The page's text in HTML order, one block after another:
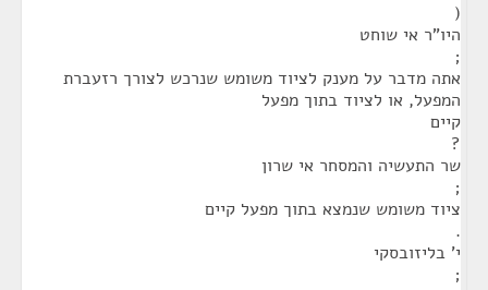
(
היו"ר אי שוחט
;
אתה מדבר על מענק לציוד משומש שנרכש לצורך רזעברת
המפעל, או לציוד בתוך מפעל
קיים
?
שר התעשיה והמסחר אי שרון
;
ציוד משומש שנמצא בתוך מפעל קיים
.
י' בליזובסקי
;